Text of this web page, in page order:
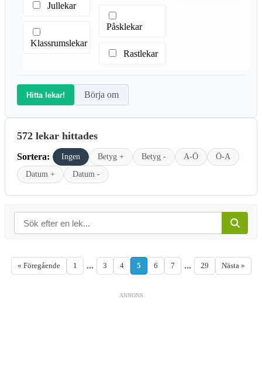
Jullekar
Klassrumslekar
Påsklekar
Rastlekar
Hitta lekar! Börja om
572 lekar hittades
Sortera: Ingen Betyg + Betyg - A-Ö
Ö-A
Datum +
Datum -
« Föregående 1 ... 3 4 5 6 7 ... 29 Nästa »
ANNONS